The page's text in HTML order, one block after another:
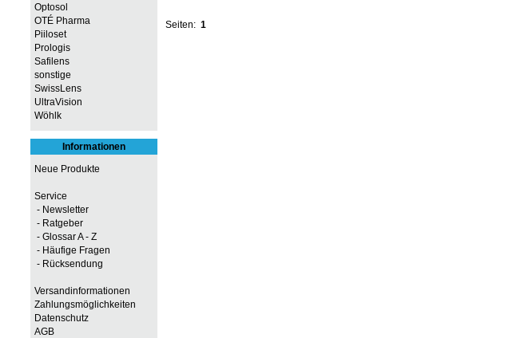
Optosol
OTÉ Pharma
Piiloset
Prologis
Safilens
sonstige
SwissLens
UltraVision
Wöhlk
Informationen
Neue Produkte
Service
- Newsletter
- Ratgeber
- Glossar A - Z
- Häufige Fragen
- Rücksendung
Versandinformationen
Zahlungsmöglichkeiten
Datenschutz
AGB
Seiten: 1